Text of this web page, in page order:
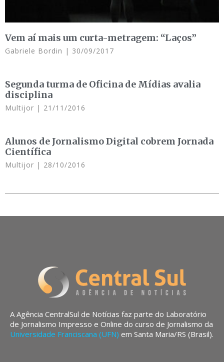
Vem aí mais um curta-metragem: “Laços”
Gabriele Bordin 30/09/2017
Segunda turma de Oficina de Mídias avalia
disciplina
Multijor 21/11/2016
Alunos de Jornalismo Digital cobrem Jornada
Científica
Multijor 28/10/2016
A Agência CentralSul de Notícias faz parte do Laboratório
de Jornalismo Impresso e Online do curso de Jornalismo da
Universidade Franciscana (UFN) em Santa Maria/RS (Brasil).